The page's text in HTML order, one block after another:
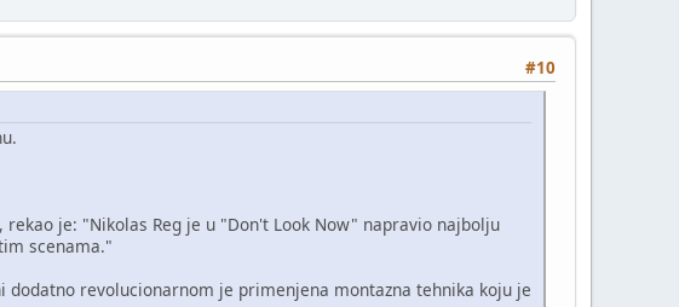
#10
je: "Nikolas Reg je u "Don't Look Now" napravio najbolju
scenama."
revolucionarnom je primenjena montazna tehnika koju je